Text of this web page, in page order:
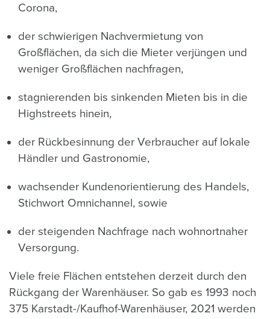
Corona,
der schwierigen Nachvermietung von
Großflächen, da sich die Mieter verjüngen und
weniger Großflächen nachfragen,
stagnierenden bis sinkenden Mieten bis in die
Highstreets hinein,
der Rückbesinnung der Verbraucher auf lokale
Händler und Gastronomie,
wachsender Kundenorientierung des Handels,
Stichwort Omnichannel, sowie
der steigenden Nachfrage nach wohnortnaher
Versorgung.
Viele freie Flächen entstehen derzeit durch den
Rückgang der Warenhäuser. So gab es 1993 noch
375 Karstadt-/Kaufhof-Warenhäuser, 2021 werden